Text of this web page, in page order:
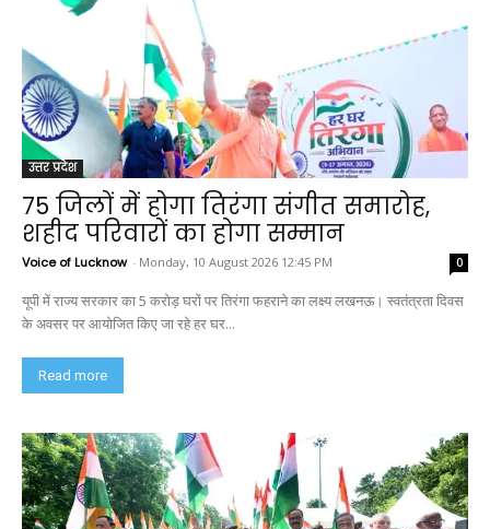
उत्तर प्रदेश
75 जिलों में होगा तिरंगा संगीत समारोह,
शहीद परिवारों का होगा सम्मान
Voice of Lucknow - Monday, 10 August 2026 12:45 PM 0
यूपी में राज्य सरकार का 5 करोड़ घरों पर तिरंगा फहराने का लक्ष्य लखनऊ। स्वतंत्रता दिवस
के अवसर पर आयोजित किए जा रहे हर घर...
Read more